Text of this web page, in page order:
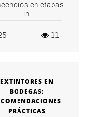
en etapas
in...
11
EXTINTORES EN
BODEGAS:
PRÁCTICAS